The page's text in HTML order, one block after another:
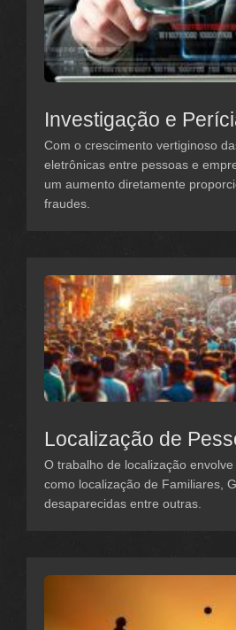
Investigação e
Com o crescimento vertiginoso
eletrônicas entre pessoas e
um aumento diretamente
fraudes.
Localização de
O trabalho de localização envolve
como localização de Familiares,
desaparecidas entre outras.